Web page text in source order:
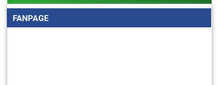
FANPAGE